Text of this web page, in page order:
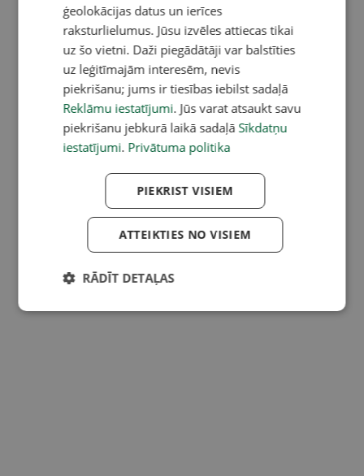
ģeolokācijas datus un ierīces
raksturlielumus. Jūsu izvēles attiecas tikai
uz šo vietni. Daži piegādātāji var balstīties
uz leģitīmajām interesēm, nevis
piekrišanu; jums ir tiesības iebilst sadaļā
Reklāmu iestatījumi. Jūs varat atsaukt savu
piekrišanu jebkurā laikā sadaļā Sīkdatņu
iestatījumi. Privātuma politika
PIEKRIST VISIEM
ATTEIKTIES NO VISIEM
RĀDĪT DETAĻAS